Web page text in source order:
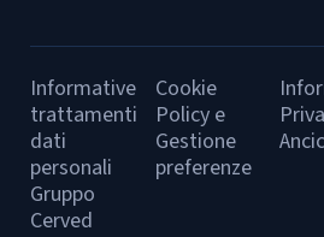
Informative
trattamenti
dati
personali
Gruppo
Cerved
Cookie
Policy e
Gestione
preferenze
Ancic